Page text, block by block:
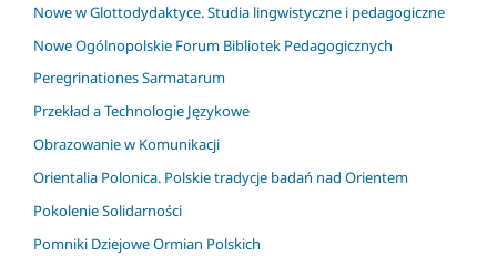
Nowe w Glottodydaktyce. Studia lingwistyczne i pedagogiczne
Nowe Ogólnopolskie Forum Bibliotek Pedagogicznych
Peregrinationes Sarmatarum
Przekład a Technologie Językowe
Obrazowanie w Komunikacji
Orientalia Polonica. Polskie tradycje badań nad Orientem
Pokolenie Solidarności
Pomniki Dziejowe Ormian Polskich